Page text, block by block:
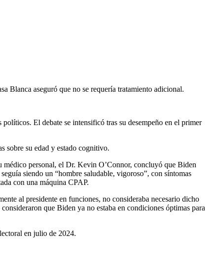
Blanca aseguró que no se requería tratamiento adicional.
El debate se intensificó tras su desempeño en el primer
sobre su edad y estado cognitivo.
personal, el Dr. Kevin O’Connor, concluyó que Biden
siendo un “hombre saludable, vigoroso”, con síntomas
con una máquina CPAP.
al presidente en funciones, no consideraba necesario dicho
que Biden ya no estaba en condiciones óptimas para
en julio de 2024.